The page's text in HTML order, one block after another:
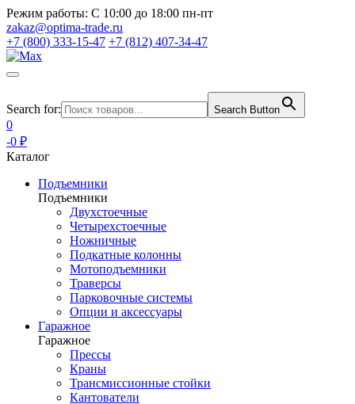
Режим работы: С 10:00 до 18:00 пн-пт
zakaz@optima-trade.ru
+7 (800) 333-15-47 +7 (812) 407-34-47
Search for: Search Button
0
-0 ₽
Каталог
Подъемники
Подъемники
Двухстоечные
Четырехстоечные
Ножничные
Подкатные колонны
Мотоподъемники
Траверсы
Парковочные системы
Опции и аксессуары
Гаражное
Гаражное
Прессы
Краны
Трансмиссионные стойки
Кантователи